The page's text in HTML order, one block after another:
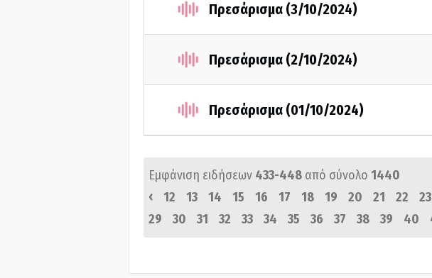
Πρεσάρισμα (3/10/2024)
Πρεσάρισμα (2/10/2024)
Πρεσάρισμα (01/10/2024)
Εμφάνιση ειδήσεων 433-448 από σύνολο 1440
‹
12 13 14 15 16 17 18 19 20 21 22 23
29
30 31 32 33 34 35 36 37 38 39 40